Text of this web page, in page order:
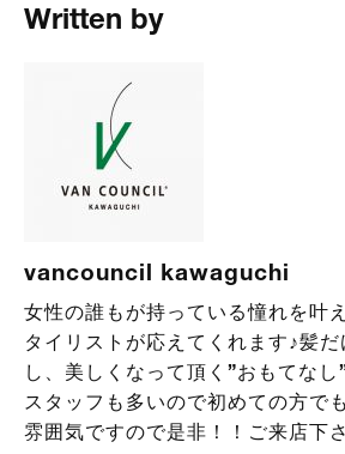
Written by
vancouncil kawaguchi
女性の誰もが持っている憧れを叶
タイリストが応えてくれます♪髪だ
し、美しくなって頂く”おもてな
スタッフも多いので初めての方で
雰囲気ですので是非！！ご来店